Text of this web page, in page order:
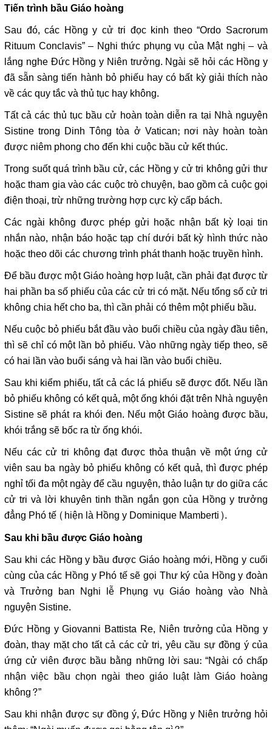
Tiến trình bầu Giáo hoàng
Sau đó, các Hồng y cử tri đọc kinh theo “Ordo Sacrorum
Rituum Conclavis” – Nghi thức phụng vụ của Mật nghị – và
lắng nghe Đức Hồng y Niên trưởng. Ngài sẽ hỏi các Hồng y
đã sẵn sàng tiến hành bỏ phiếu hay có bất kỳ giải thích nào
về các quy tắc và thủ tục hay không.
Tất cả các thủ tục bầu cử hoàn toàn diễn ra tại Nhà nguyện
Sistine trong Dinh Tông tòa ở Vatican; nơi này hoàn toàn
được niêm phong cho đến khi cuộc bầu cử kết thúc.
Trong suốt quá trình bầu cử, các Hồng y cử tri không gửi thư
hoặc tham gia vào các cuộc trò chuyện, bao gồm cả cuộc gọi
điện thoại, trừ những trường hợp cực kỳ cấp bách.
Các ngài không được phép gửi hoặc nhận bất kỳ loại tin
nhắn nào, nhận báo hoặc tạp chí dưới bất kỳ hình thức nào
hoặc theo dõi các chương trình phát thanh hoặc truyền hình.
Để bầu được một Giáo hoàng hợp luật, cần phải đạt được từ
hai phần ba số phiếu của các cử tri có mặt. Nếu tổng số cử tri
không chia hết cho ba, thì cần phải có thêm một phiếu bầu.
Nếu cuộc bỏ phiếu bắt đầu vào buổi chiều của ngày đầu tiên,
thì sẽ chỉ có một lần bỏ phiếu. Vào những ngày tiếp theo, sẽ
có hai lần vào buổi sáng và hai lần vào buổi chiều.
Sau khi kiểm phiếu, tất cả các lá phiếu sẽ được đốt. Nếu lần
bỏ phiếu không có kết quả, một ống khói đặt trên Nhà nguyện
Sistine sẽ phát ra khói đen. Nếu một Giáo hoàng được bầu,
khói trắng sẽ bốc ra từ ống khói.
Nếu các cử tri không đạt được thỏa thuận về một ứng cử
viên sau ba ngày bỏ phiếu không có kết quả, thì được phép
nghỉ tối đa một ngày để cầu nguyện, thảo luận tự do giữa các
cử tri và lời khuyên tinh thần ngắn gọn của Hồng y trưởng
đẳng Phó tế (hiện là Hồng y Dominique Mamberti).
Sau khi bầu được Giáo hoàng
Sau khi các Hồng y bầu được Giáo hoàng mới, Hồng y cuối
cùng của các Hồng y Phó tế sẽ gọi Thư ký của Hồng y đoàn
và Trưởng ban Nghi lễ Phụng vụ Giáo hoàng vào Nhà
nguyện Sistine.
Đức Hồng y Giovanni Battista Re, Niên trưởng của Hồng y
đoàn, thay mặt cho tất cả các cử tri, yêu cầu sự đồng ý của
ứng cử viên được bầu bằng những lời sau: “Ngài có chấp
nhận việc bầu chọn ngài theo giáo luật làm Giáo hoàng
không?”
Sau khi nhận được sự đồng ý, Đức Hồng y Niên trưởng hỏi